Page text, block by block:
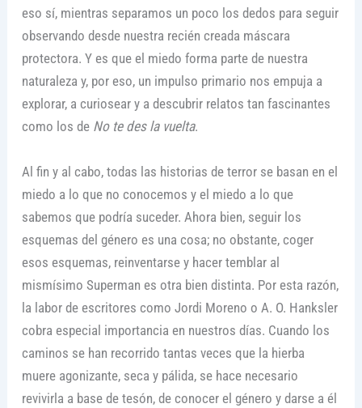
eso sí, mientras separamos un poco los dedos para seguir
observando desde nuestra recién creada máscara
protectora. Y es que el miedo forma parte de nuestra
naturaleza y, por eso, un impulso primario nos empuja a
explorar, a curiosear y a descubrir relatos tan fascinantes
como los de No te des la vuelta.
Al fin y al cabo, todas las historias de terror se basan en el
miedo a lo que no conocemos y el miedo a lo que
sabemos que podría suceder. Ahora bien, seguir los
esquemas del género es una cosa; no obstante, coger
esos esquemas, reinventarse y hacer temblar al
mismísimo Superman es otra bien distinta. Por esta razón,
la labor de escritores como Jordi Moreno o A. O. Hanksler
cobra especial importancia en nuestros días. Cuando los
caminos se han recorrido tantas veces que la hierba
muere agonizante, seca y pálida, se hace necesario
revivirla a base de tesón, de conocer el género y darse a él